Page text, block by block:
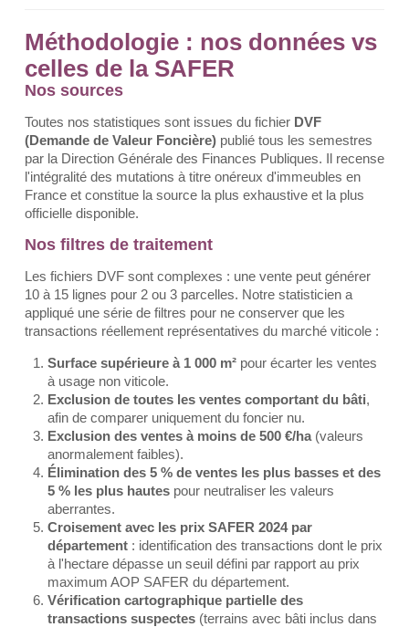
Méthodologie : nos données vs
celles de la SAFER
Nos sources
Toutes nos statistiques sont issues du fichier DVF
(Demande de Valeur Foncière) publié tous les semestres
par la Direction Générale des Finances Publiques. Il recense
l'intégralité des mutations à titre onéreux d'immeubles en
France et constitue la source la plus exhaustive et la plus
officielle disponible.
Nos filtres de traitement
Les fichiers DVF sont complexes : une vente peut générer
10 à 15 lignes pour 2 ou 3 parcelles. Notre statisticien a
appliqué une série de filtres pour ne conserver que les
transactions réellement représentatives du marché viticole :
Surface supérieure à 1 000 m² pour écarter les ventes
à usage non viticole.
Exclusion de toutes les ventes comportant du bâti,
afin de comparer uniquement du foncier nu.
Exclusion des ventes à moins de 500 €/ha (valeurs
anormalement faibles).
Élimination des 5 % de ventes les plus basses et des
5 % les plus hautes pour neutraliser les valeurs
aberrantes.
Croisement avec les prix SAFER 2024 par
département : identification des transactions dont le prix
à l'hectare dépasse un seuil défini par rapport au prix
maximum AOP SAFER du département.
Vérification cartographique partielle des
transactions suspectes (terrains avec bâti inclus dans